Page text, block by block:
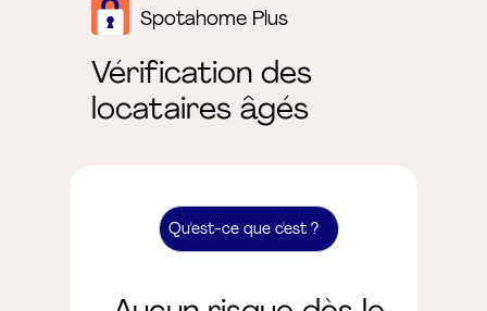
Vérification des
locataires âgés
Spotahome Plus
Qu'est-ce que c'est ?